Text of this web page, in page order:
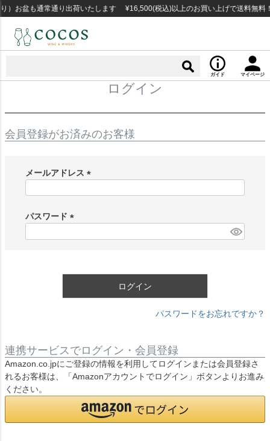
）お盆も通常通り出荷いたします ¥16,500(税込)以上のお買い上げで送料無料
ガイド マイページ
ログイン
会員登録がお済みのお客様
メールアドレス
)
パスワード
ログイン
パスワードをお忘れですか？
連携サービスでログイン・会員登録
Amazon.co.jpにご登録の情報を利用してログインまたは会員登録さ
れるお客様は、「Amazonアカウントでログイン」ボタンよりお進み
ください。